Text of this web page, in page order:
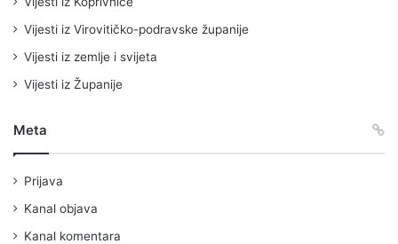
Vijesti iz Virovitičko-podravske županije
Vijesti iz zemlje i svijeta
Vijesti iz Županije
Meta
Prijava
Kanal objava
Kanal komentara